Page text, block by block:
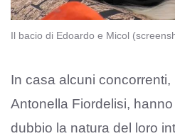
Il bacio di Edoardo e Micol
In casa alcuni concorrenti,
Antonella Fiordelisi,
dubbio la natura del loro